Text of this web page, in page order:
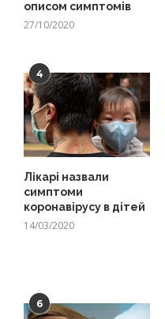
описом симптомів
27/10/2020
4
Лікарі назвали
симптоми
коронавірусу в дітей
14/03/2020
6